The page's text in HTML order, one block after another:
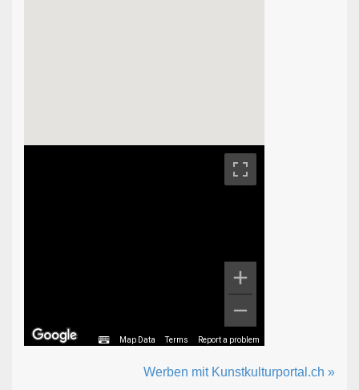
Map Data Terms Report a problem
Werben mit Kunstkulturportal.ch »